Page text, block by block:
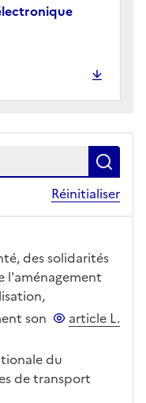
Réinitialiserle
des solidarités
l'aménagement
son
article L.
du
de transport